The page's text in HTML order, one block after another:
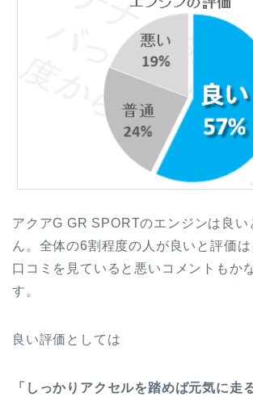
アクアG GR SPORTのエンジンは良い
ん。全体の6割程度の人が良いと評価は
口コミを見ていると悪いコメントもか
す。
良い評価としては
「しっかりアクセルを踏めば元気に走る